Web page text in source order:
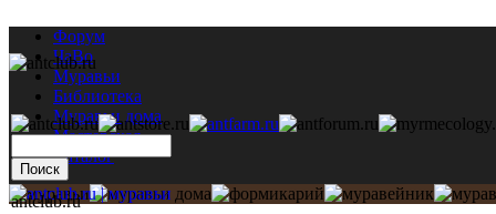
Форум
ЧаВо
Муравьи
Библиотека
Муравьи дома
Мастерская
Каталог
antclub.ru